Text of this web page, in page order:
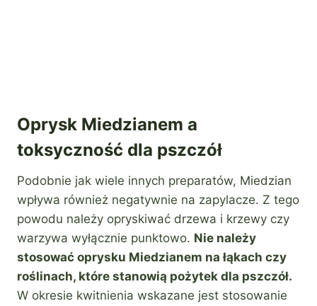
Oprysk Miedzianem a
toksyczność dla pszczół
Podobnie jak wiele innych preparatów, Miedzian
wpływa również negatywnie na zapylacze. Z tego
powodu należy opryskiwać drzewa i krzewy czy
warzywa wyłącznie punktowo. Nie należy
stosować oprysku Miedzianem na łąkach czy
roślinach, które stanowią pożytek dla pszczół.
W okresie kwitnienia wskazane jest stosowanie